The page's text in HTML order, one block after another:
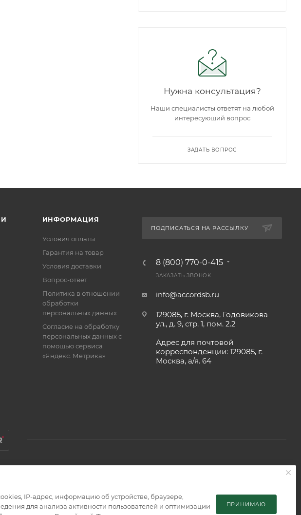
Нужна консультация?
Наши специалисты ответят на любой
интересующий вопрос
ЗАДАТЬ ВОПРОС
ИНФОРМАЦИЯ
Условия оплаты
Гарантия на товар
Условия доставки
Вопрос-ответ
Политика в отношении
обработки
персональных данных
Согласие на обработку
персональных данных с
помощью сервиса
«Яндекс. Метрика»
ПОДПИСАТЬСЯ НА РАССЫЛКУ
8 (800) 770-0-415
ЗАКАЗАТЬ ЗВОНОК
info@accordsb.ru
129085, г. Москва, Годовикова
ул., д. 9, стр. 1, пом. 2.2
Адрес для почтовой
корреспонденции: 129085, г.
Москва, а/я. 64
характер и не является публичной офертой, определяемой положениями
IP-адрес, информацию об устройстве, браузере,
для анализа активности пользователей и оптимизации
ПРИНИМАЮ